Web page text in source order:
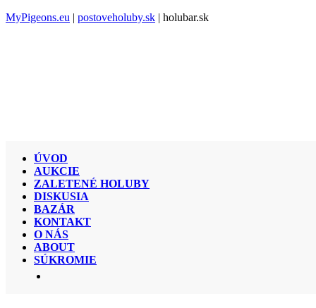
MyPigeons.eu | postoveholuby.sk | holubar.sk
ÚVOD
AUKCIE
ZALETENÉ HOLUBY
DISKUSIA
BAZÁR
KONTAKT
O NÁS
ABOUT
SÚKROMIE